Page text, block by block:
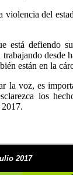
violencia del
está defiendo
desde
están en la
la voz, es
los
2017